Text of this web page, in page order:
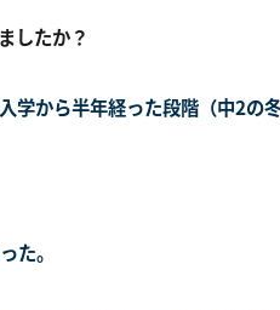
したか？
学から半年経った段階（中2の
た。